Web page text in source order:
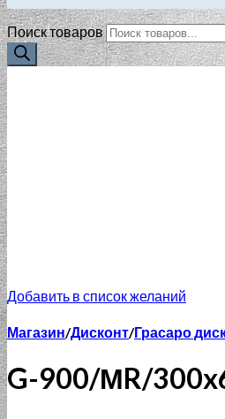
Поиск товаров
Добавить в список желаний
Магазин/Дисконт/Грасаро
G-900/МR/